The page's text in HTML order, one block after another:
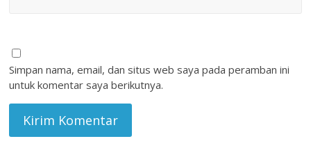
Simpan nama, email, dan situs web saya pada peramban ini
untuk komentar saya berikutnya.